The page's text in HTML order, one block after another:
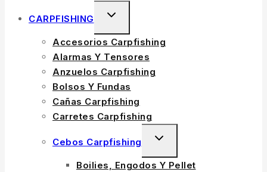
CARPFISHING
Accesorios Carpfishing
Alarmas Y Tensores
Anzuelos Carpfishing
Bolsos Y Fundas
Cañas Carpfishing
Carretes Carpfishing
Cebos Carpfishing
Boilies, Engodos Y Pellet